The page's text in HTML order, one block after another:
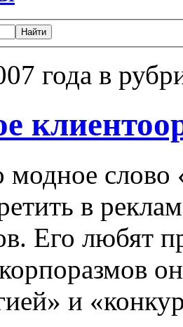
года в
модное слово
в
Его любят
и